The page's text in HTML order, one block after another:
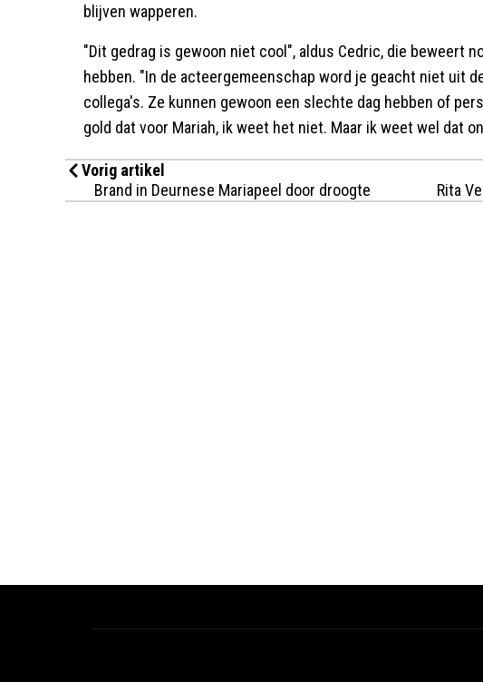
blijven wapperen.
"Dit gedrag is gewoon niet cool", aldus Cedric, die beweert
hebben. "In de acteergemeenschap word je geacht niet uit
collega's. Ze kunnen gewoon een slechte dag hebben of
gold dat voor Mariah, ik weet het niet. Maar ik weet wel dat
Vorig artikel
Brand in Deurnese Mariapeel door droogte
Rita